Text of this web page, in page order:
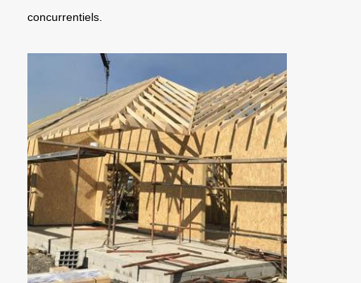
concurrentiels.